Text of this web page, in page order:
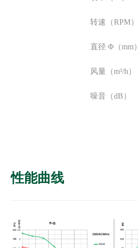
转速（RPM）
直径 Φ（mm）
风量（m³/h）
噪音（dB）
性能曲线